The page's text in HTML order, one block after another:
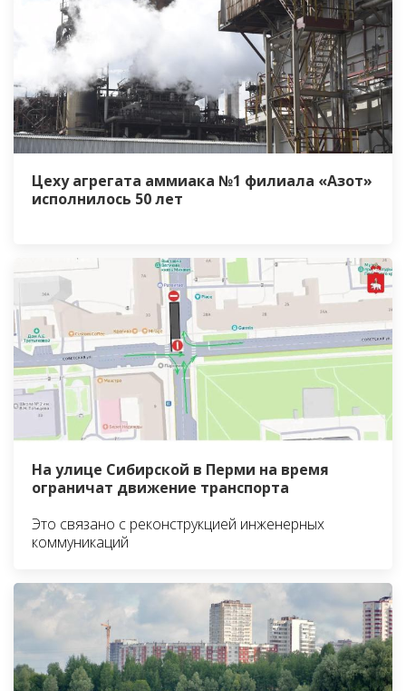
Цеху агрегата аммиака №1 филиала «Азот»
исполнилось 50 лет
На улице Сибирской в Перми на время
ограничат движение транспорта
Это связано с реконструкцией инженерных
коммуникаций